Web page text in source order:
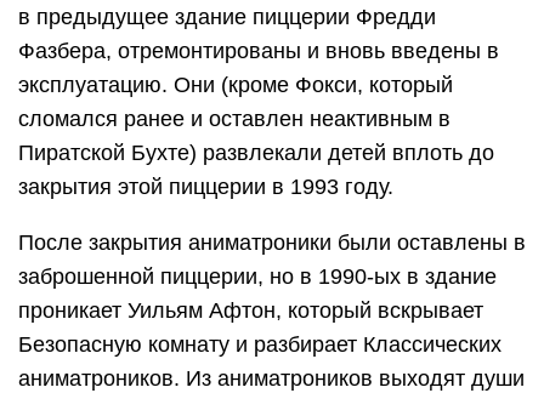
в предыдущее здание пиццерии Фредди
Фазбера, отремонтированы и вновь введены в
эксплуатацию. Они (кроме Фокси, который
сломался ранее и оставлен неактивным в
Пиратской Бухте) развлекали детей вплоть до
закрытия этой пиццерии в 1993 году.
После закрытия аниматроники были оставлены в
заброшенной пиццерии, но в 1990-ых в здание
проникает Уильям Афтон, который вскрывает
Безопасную комнату и разбирает Классических
аниматроников. Из аниматроников выходят души